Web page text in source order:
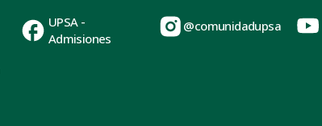
UPSA -
Admisiones
@comunidadupsa